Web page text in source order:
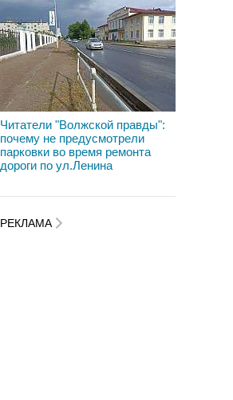
Читатели "Волжской правды":
почему не предусмотрели
парковки во время ремонта
дороги по ул.Ленина
РЕКЛАМА